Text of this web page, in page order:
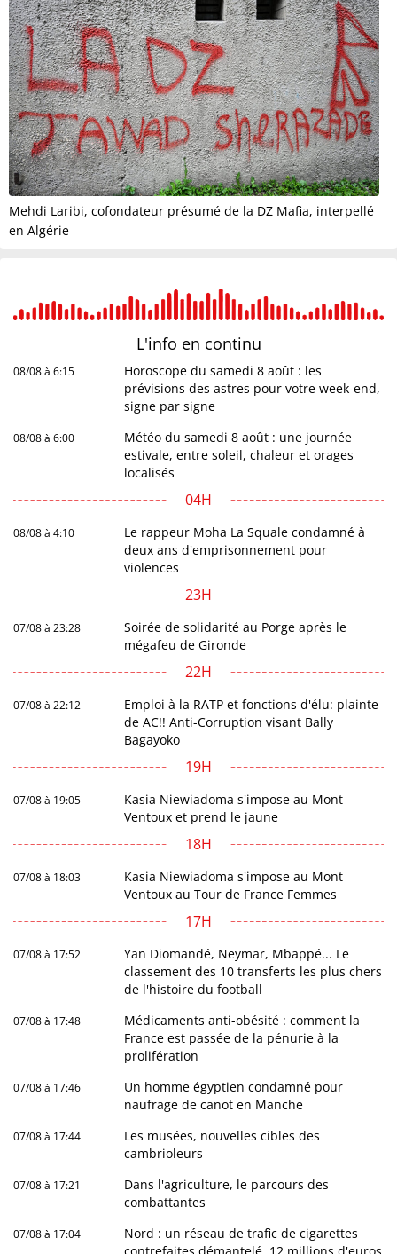
Mehdi Laribi, cofondateur présumé de la DZ Mafia, interpellé
en Algérie
L'info en continu
08/08 à 6:15
Horoscope du samedi 8 août : les
prévisions des astres pour votre week-end,
signe par signe
08/08 à 6:00
Météo du samedi 8 août : une journée
estivale, entre soleil, chaleur et orages
localisés
04H
08/08 à 4:10
Le rappeur Moha La Squale condamné à
deux ans d'emprisonnement pour
violences
23H
07/08 à 23:28
Soirée de solidarité au Porge après le
mégafeu de Gironde
22H
07/08 à 22:12
Emploi à la RATP et fonctions d'élu: plainte
de AC!! Anti-Corruption visant Bally
Bagayoko
19H
07/08 à 19:05
Kasia Niewiadoma s'impose au Mont
Ventoux et prend le jaune
18H
07/08 à 18:03
Kasia Niewiadoma s'impose au Mont
Ventoux au Tour de France Femmes
17H
07/08 à 17:52
Yan Diomandé, Neymar, Mbappé... Le
classement des 10 transferts les plus chers
de l'histoire du football
07/08 à 17:48
Médicaments anti-obésité : comment la
France est passée de la pénurie à la
prolifération
07/08 à 17:46
Un homme égyptien condamné pour
naufrage de canot en Manche
07/08 à 17:44
Les musées, nouvelles cibles des
cambrioleurs
07/08 à 17:21
Dans l'agriculture, le parcours des
combattantes
07/08 à 17:04
Nord : un réseau de trafic de cigarettes